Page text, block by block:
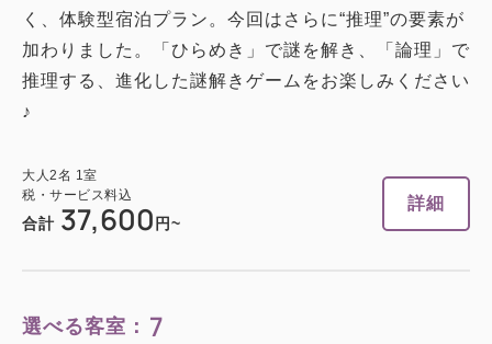
大人2名1
税・サービス料込
合計 63,000円
残り1
く、体験型宿泊プラン。今回はさらに“推理”の要素が
加わりました。「ひらめき」で謎を解き、「論理」で
推理する、進化した謎解きゲームをお楽しみください
♪
大人2名 1室
税・サービス料込
合計 37,600 円~
詳細
選べる客室： 7